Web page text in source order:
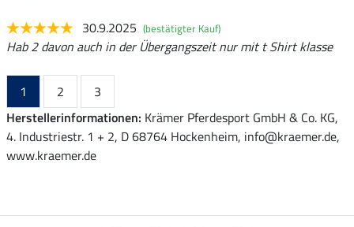
30.9.2025 (bestätigter Kauf)
Hab 2 davon auch in der Übergangszeit nur mit t Shirt klasse
1 2
3
Herstellerinformationen: Krämer Pferdesport GmbH & Co. KG,
4. Industriestr. 1 + 2, D 68764 Hockenheim, info@kraemer.de,
www.kraemer.de